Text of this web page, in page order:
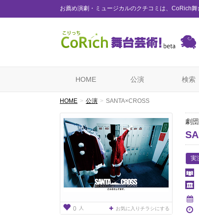
お薦め演劇・ミュージカルのクチコミは、CoRich舞
HOME 公演 検索
HOME 公演 SANTA×CROSS
0 人 お気に入りチラシにする
劇
実